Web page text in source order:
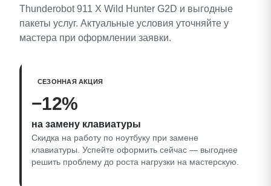
Thunderobot 911 X Wild Hunter G2D и выгодные
пакеты услуг. Актуальные условия уточняйте у
мастера при оформлении заявки.
СЕЗОННАЯ АКЦИЯ
−12%
на замену клавиатуры
Скидка на работу по ноутбуку при замене
клавиатуры. Успейте оформить сейчас — выгоднее
решить проблему до роста нагрузки на мастерскую.